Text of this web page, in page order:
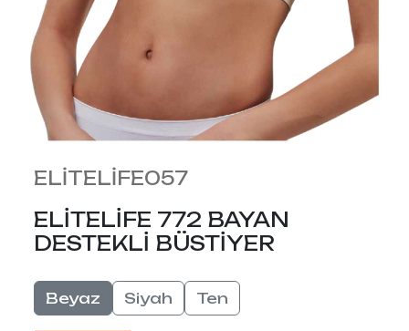
ELİTELİFE057
ELİTELİFE 772 BAYAN
DESTEKLİ BÜSTİYER
Beyaz Siyah Ten